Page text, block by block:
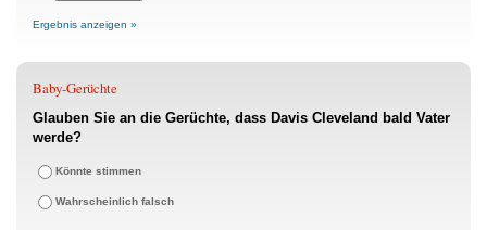
Ergebnis anzeigen »
Baby-Gerüchte
Glauben Sie an die Gerüchte, dass Davis Cleveland bald Vater
werde?
Könnte stimmen
Wahrscheinlich falsch